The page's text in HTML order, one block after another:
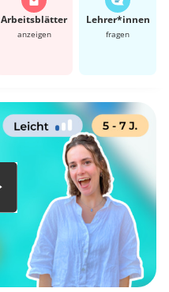
Arbeits­blätter
anzeigen
Lehrer*​innen
fragen